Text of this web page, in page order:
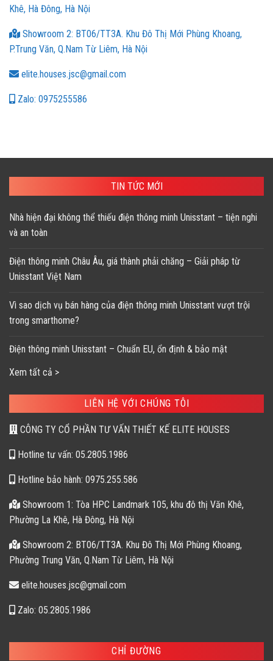
Khê, Hà Đông, Hà Nội
Showroom 2: BT06/TT3A. Khu Đô Thị Mới Phùng Khoang,
P.Trung Văn, Q.Nam Từ Liêm, Hà Nội
elite.houses.jsc@gmail.com
Zalo: 0975255586
TIN TỨC MỚI
Nhà hiện đại không thể thiếu điện thông minh Unisstant – tiện nghi
và an toàn
Điện thông minh Châu Âu, giá thành phải chăng – Giải pháp từ
Unisstant Việt Nam
Vì sao dịch vụ bán hàng của điện thông minh Unisstant vượt trội
trong smarthome?
Điện thông minh Unisstant – Chuẩn EU, ổn định & bảo mật
Xem tất cả >
LIÊN HỆ VỚI CHÚNG TÔI
CÔNG TY CỔ PHẦN TƯ VẤN THIẾT KẾ ELITE HOUSES
Hotline tư vấn: 05.2805.1986
Hotline bảo hành: 0975.255.586
Showroom 1: Tòa HPC Landmark 105, khu đô thị Văn Khê,
Phường La Khê, Hà Đông, Hà Nội
Showroom 2: BT06/TT3A. Khu Đô Thị Mới Phùng Khoang,
Phường Trung Văn, Q.Nam Từ Liêm, Hà Nội
elite.houses.jsc@gmail.com
Zalo: 05.2805.1986
CHỈ ĐƯỜNG